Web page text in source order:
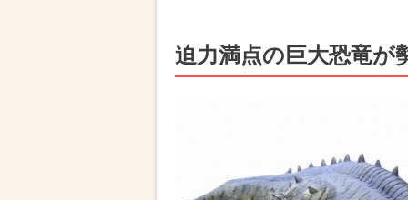
迫力満点の巨大恐竜が